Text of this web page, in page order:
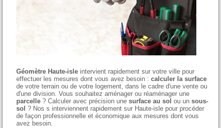
Géomètre Haute-isle intervient rapidement sur votre ville pour
effectuer les mesures dont vous avez besoin :calculer la surface
de votre terrain ou de votre logement, dans le cadre d'une vente ou
d'une division. Vous souhaitez aménager ou réaménager une
parcelle ? Calculer avec précision unesurface au sol ou unsous-
sol ? Nos s interviennent rapidement sur Haute-isle pour procéder
de façon professionnelle et économique aux mesures dont vous
avez besoin.